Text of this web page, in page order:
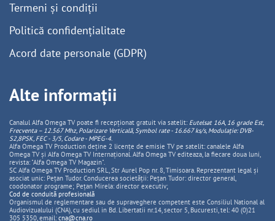
Termeni și condiții
Politică confidențialitate
Acord date personale (GDPR)
Alte informații
Canalul Alfa Omega TV poate fi recepționat gratuit via satelit: Eutelsat 16A, 16 grade Est,
Frecventa – 12.567 Mhz, PolarizareVerticală, Symbol rate - 16.667 ks/s, Modulație: DVB-
S2,8PSK, FEC - 3/5, Codare - MPEG-4.
Alfa Omega TV Production deține 2 licențe de emisie TV pe satelit: canalele Alfa
Omega TV și Alfa Omega TV Internațional. Alfa Omega TV editeaza, la fiecare doua luni,
revista: "Alfa Omega TV Magazin".
SC Alfa Omega TV Production SRL, Str Aurel Pop nr. 8, Timisoara. Reprezentant legal și
asociat unic: Pețan Tudor. Conducerea societății: Pețan Tudor: director general,
coodonator programe; Pețan Mirela: director executiv;
Cod de conduită profesională
Organismul de reglementare sau de supraveghere competent este Consiliul National al
Audiovizualului (CNA), cu sediul in Bd. Libertatii nr.14, sector 5, Bucuresti, tel: 40 (0)21
305 5350, email: cna@cna.ro